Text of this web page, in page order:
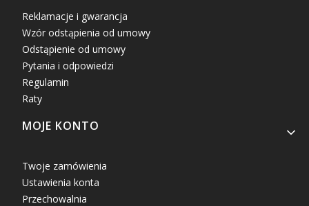
Reklamacje i gwarancja
Wzór odstąpienia od umowy
Odstąpienie od umowy
Pytania i odpowiedzi
Regulamin
Raty
MOJE KONTO
Twoje zamówienia
Ustawienia konta
Przechowalnia